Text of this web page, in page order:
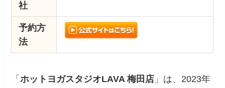
社
予約方
法
「ホットヨガスタジオLAVA 梅田店 」は、2023年